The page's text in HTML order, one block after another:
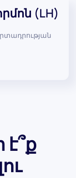
(LH)